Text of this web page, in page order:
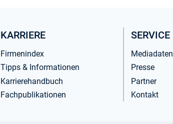
KARRIERE
Firmenindex
Tipps & Informationen
Karrierehandbuch
Fachpublikationen
SERVICE
Mediadaten
Presse
Partner
Kontakt